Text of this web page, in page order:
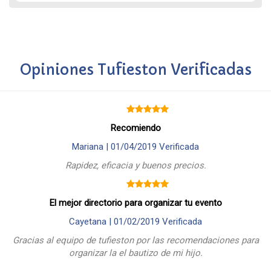
Opiniones Tufieston Verificadas
Recomiendo
Mariana | 01/04/2019 Verificada
Rapidez, eficacia y buenos precios.
El mejor directorio para organizar tu evento
Cayetana | 01/02/2019 Verificada
Gracias al equipo de tufieston por las recomendaciones para
organizar la el bautizo de mi hijo.